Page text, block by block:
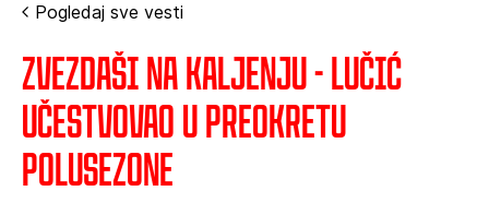
Pogledaj sve vesti
Zvezdaši na kaljenju - Lučić
učestvovao u preokretu
polusezone